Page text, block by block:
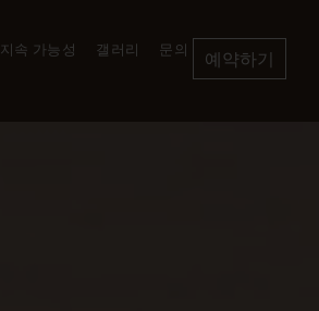
지속 가능성 갤러리 문의 예약하기